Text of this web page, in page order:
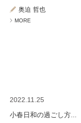
奥迫 哲也
MORE
2022.11.25
小春日和の過ごし方...